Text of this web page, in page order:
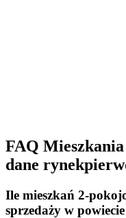
FAQ
dane
Ile mieszkań 2-
sprzedaży w